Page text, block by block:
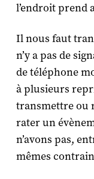
l’endroit prend
Il nous faut
n’y a pas de
de téléphone
à plusieurs
transmettre ou
rater un
n’avons pas,
mêmes